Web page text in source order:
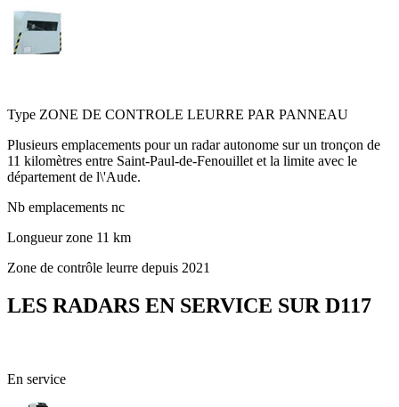
Type ZONE DE CONTROLE LEURRE PAR PANNEAU
Plusieurs emplacements pour un radar autonome sur un tronçon de
11 kilomètres entre Saint-Paul-de-Fenouillet et la limite avec le
département de l\'Aude.
Nb emplacements nc
Longueur zone 11 km
Zone de contrôle leurre depuis 2021
LES RADARS EN SERVICE SUR D117
En service